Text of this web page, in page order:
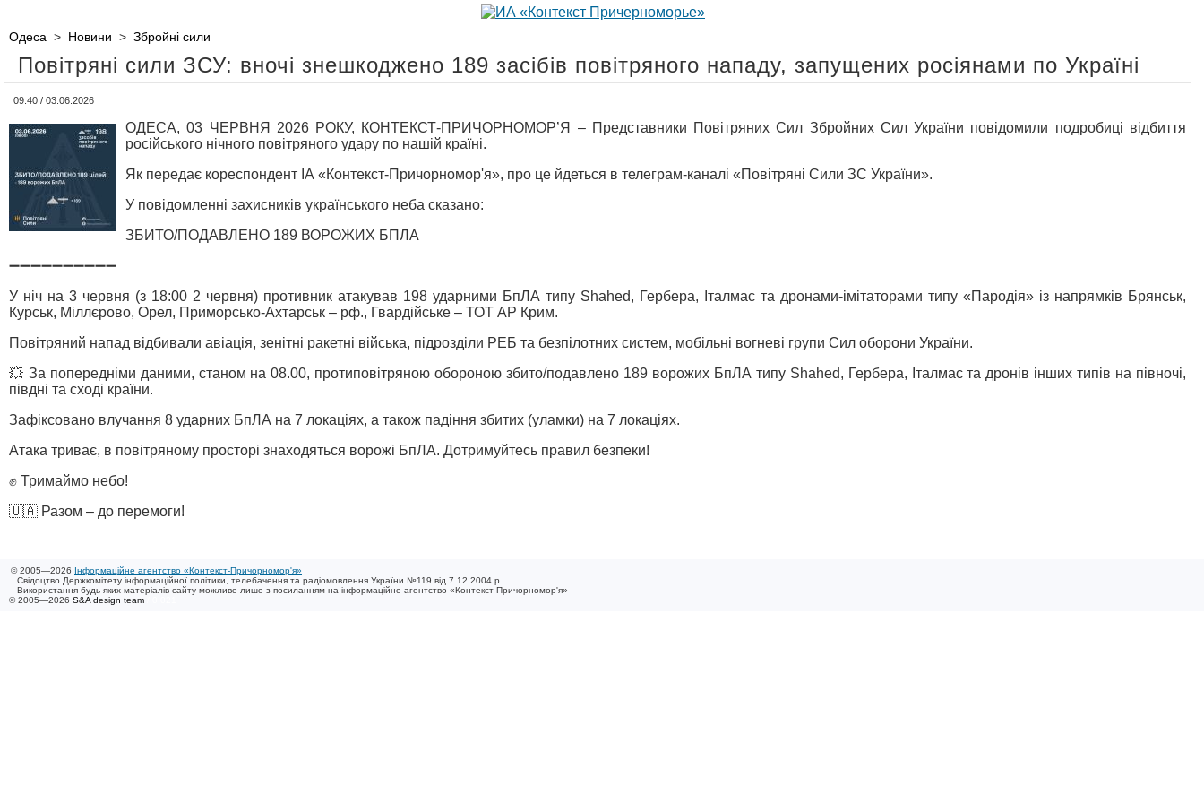
Одеса > Новини > Збройні сили
Повітряні сили ЗСУ: вночі знешкоджено 189 засібів повітряного нападу, запущених росіянами по Україні
09:40 / 03.06.2026
ОДЕСА, 03 ЧЕРВНЯ 2026 РОКУ, КОНТЕКСТ-ПРИЧОРНОМОР’Я – Представники Повітряних Сил Збройних Сил України повідомили подробиці відбиття
російського нічного повітряного удару по нашій країні.
Як передає кореспондент ІА «Контекст-Причорномор'я», про це йдеться в телеграм-каналі «Повітряні Сили ЗС України».
У повідомленні захисників українського неба сказано:
ЗБИТО/ПОДАВЛЕНО 189 ВОРОЖИХ БПЛА
➖➖➖➖➖➖➖➖➖➖
У ніч на 3 червня (з 18:00 2 червня) противник атакував 198 ударними БпЛА типу Shahed, Гербера, Італмас та дронами-імітаторами типу «Пародія» із напрямків Брянськ,
Курськ, Міллєрово, Орел, Приморсько-Ахтарськ – рф., Гвардійське – ТОТ АР Крим.
Повітряний напад відбивали авіація, зенітні ракетні війська, підрозділи РЕБ та безпілотних систем, мобільні вогневі групи Сил оборони України.
💥 За попередніми даними, станом на 08.00, протиповітряною обороною збито/подавлено 189 ворожих БпЛА типу Shahed, Гербера, Італмас та дронів інших типів на півночі,
півдні та сході країни.
Зафіксовано влучання 8 ударних БпЛА на 7 локаціях, а також падіння збитих (уламки) на 7 локаціях.
Атака триває, в повітряному просторі знаходяться ворожі БпЛА. Дотримуйтесь правил безпеки!
✊ Тримаймо небо!
🇺🇦 Разом – до перемоги!
© 2005—2026 Інформаційне агентство «Контекст-Причорномор'я»
Свідоцтво Держкомітету інформаційної політики, телебачення та радіомовлення України №119 від 7.12.2004 р.
Використання будь-яких матеріалів сайту можливе лише з посиланням на інформаційне агентство «Контекст-Причорномор'я»
© 2005—2026 S&A design team